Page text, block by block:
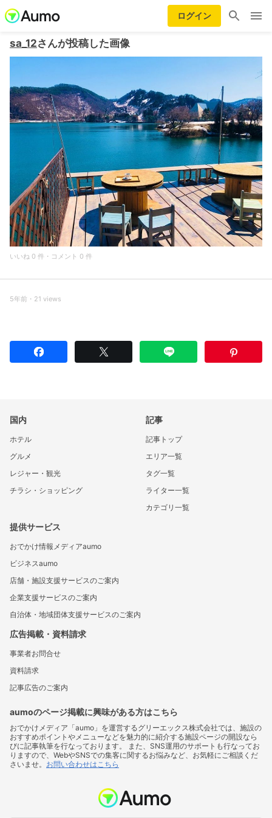
ログイン
sa_12さんが投稿した画像
いいね 0 件・コメント 0 件
5年前・21 views
国内
ホテル
グルメ
レジャー・観光
チラシ・ショッピング
記事
記事トップ
エリア一覧
タグ一覧
ライター一覧
カテゴリ一覧
提供サービス
おでかけ情報メディアaumo
ビジネスaumo
店舗・施設支援サービスのご案内
企業支援サービスのご案内
自治体・地域団体支援サービスのご案内
広告掲載・資料請求
事業者お問合せ
資料請求
記事広告のご案内
aumoのページ掲載に興味がある方はこちら
おでかけメディア「aumo」を運営するグリーエックス株式会社では、施設の
おすすめポイントやメニューなどを魅力的に紹介する施設ページの開設なら
びに記事執筆を行なっております。 また、SNS運用のサポートも行なってお
りますので、WebやSNSでの集客に関するお悩みなど、お気軽にご相談くだ
さいませ。 お問い合わせはこちら